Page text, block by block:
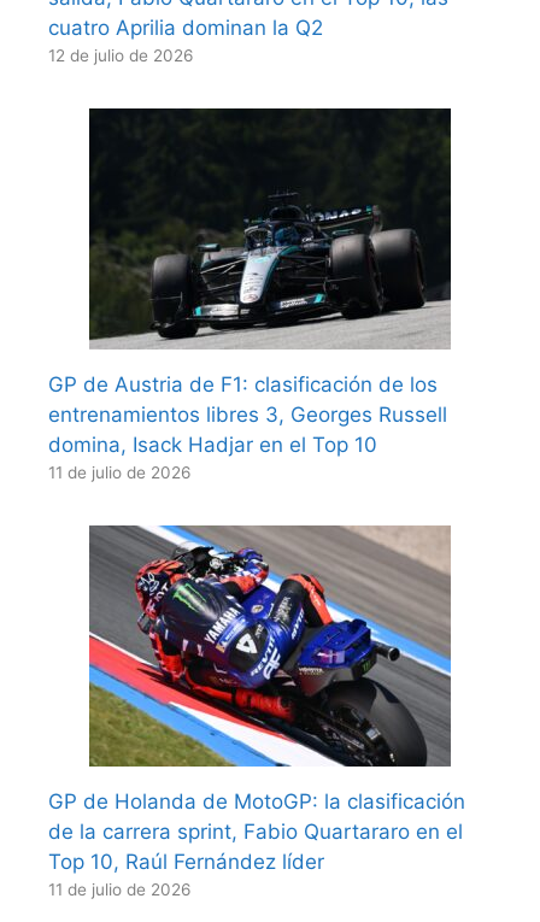
cuatro Aprilia dominan la Q2
12 de julio de 2026
GP de Austria de F1: clasificación de los
entrenamientos libres 3, Georges Russell
domina, Isack Hadjar en el Top 10
11 de julio de 2026
GP de Holanda de MotoGP: la clasificación
de la carrera sprint, Fabio Quartararo en el
Top 10, Raúl Fernández líder
11 de julio de 2026